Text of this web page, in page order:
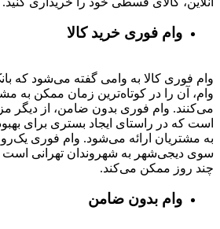
وام فوری خرید کالا
وام فوری کالا به وامی گفته می‌شود که
وام، آن را در کوتاه‌ترین زمان ممکن به
می‌کنند. وام فوری بدون ضامن، از دیگر
است که در راستای ایجاد بستری برای
به مشتریان ارائه می‌شود. وام فوری
سوی دیجی‌شهر به شهروندان تهرانی است
چند روز ممکن می‌کند.
وام بدون ضامن